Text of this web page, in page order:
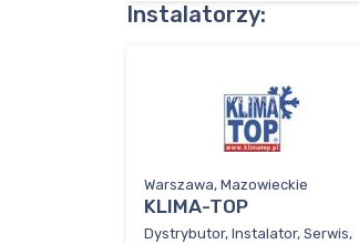
Instalatorzy:
Warszawa, Mazowieckie
KLIMA-TOP
Dystrybutor, Instalator, Serwis,